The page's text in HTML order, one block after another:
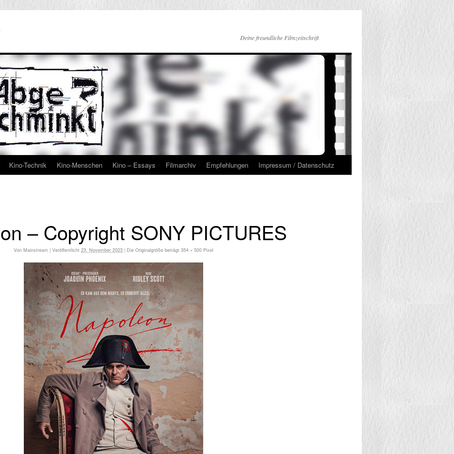
Deine freundliche Filmzeitschrift
Kino-Technik Kino-Menschen Kino – Essays Filmarchiv Empfehlungen Impressum / Datenschutz
– Copyright SONY PICTURES
Von Mainstream | Veröffentlicht 23. November 2023 | Die Originalgröße beträgt 354 × 500 Pixel